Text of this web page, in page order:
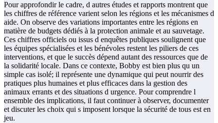
Pour approfondir le cadre, d autres études et rapports montrent que
les chiffres de référence varient selon les régions et les mécanismes d
aide. On observe des variations importantes entre les régions en
matière de budgets dédiés à la protection animale et au sauvetage.
Ces chiffres officiels ou issus d enquêtes publiques soulignent que
les équipes spécialisées et les bénévoles restent les piliers de ces
interventions, et que le succès dépend autant des ressources que de
la solidarité locale. Dans ce contexte, Bobby est bien plus qu un
simple cas isolé; il représente une dynamique qui peut nourrir des
pratiques plus humaines et plus efficaces dans la gestion des
animaux errants et des situations d urgence. Pour comprendre l
ensemble des implications, il faut continuer à observer, documenter
et discuter les choix qui s imposent lorsque la sécurité de tous est en
jeu.